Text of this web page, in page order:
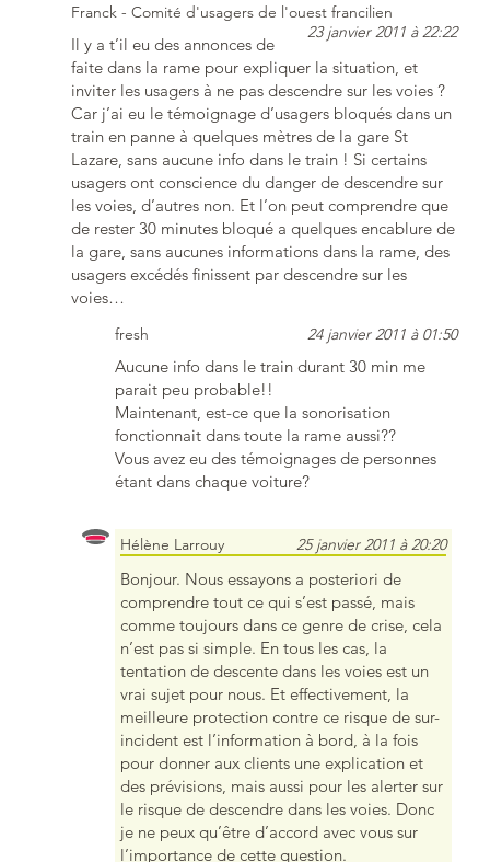
Franck - Comité d'usagers de l'ouest francilien
23 janvier 2011 à 22:22
Il y a t’il eu des annonces de
faite dans la rame pour expliquer la situation, et
inviter les usagers à ne pas descendre sur les voies ?
Car j’ai eu le témoignage d’usagers bloqués dans un
train en panne à quelques mètres de la gare St
Lazare, sans aucune info dans le train ! Si certains
usagers ont conscience du danger de descendre sur
les voies, d’autres non. Et l’on peut comprendre que
de rester 30 minutes bloqué a quelques encablure de
la gare, sans aucunes informations dans la rame, des
usagers excédés finissent par descendre sur les
voies…
fresh 24 janvier 2011 à 01:50
Aucune info dans le train durant 30 min me
parait peu probable!!
Maintenant, est-ce que la sonorisation
fonctionnait dans toute la rame aussi??
Vous avez eu des témoignages de personnes
étant dans chaque voiture?
Hélène Larrouy 25 janvier 2011 à 20:20
Bonjour. Nous essayons a posteriori de
comprendre tout ce qui s’est passé, mais
comme toujours dans ce genre de crise, cela
n’est pas si simple. En tous les cas, la
tentation de descente dans les voies est un
vrai sujet pour nous. Et effectivement, la
meilleure protection contre ce risque de sur-
incident est l’information à bord, à la fois
pour donner aux clients une explication et
des prévisions, mais aussi pour les alerter sur
le risque de descendre dans les voies. Donc
je ne peux qu’être d’accord avec vous sur
l’importance de cette question.